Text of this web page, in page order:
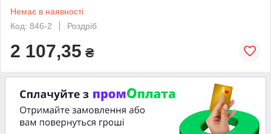
Немає в наявності
Код: 846-2
Роздріб
2 107,35 ₴